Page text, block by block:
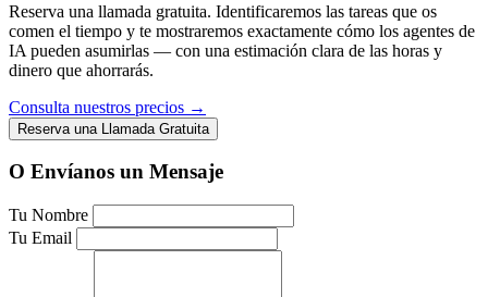
Reserva una llamada gratuita. Identificaremos las tareas que os
comen el tiempo y te mostraremos exactamente cómo los agentes de
IA pueden asumirlas — con una estimación clara de las horas y
dinero que ahorrarás.
Consulta nuestros precios →
Reserva una Llamada Gratuita
O Envíanos un Mensaje
Tu Nombre
Tu Email